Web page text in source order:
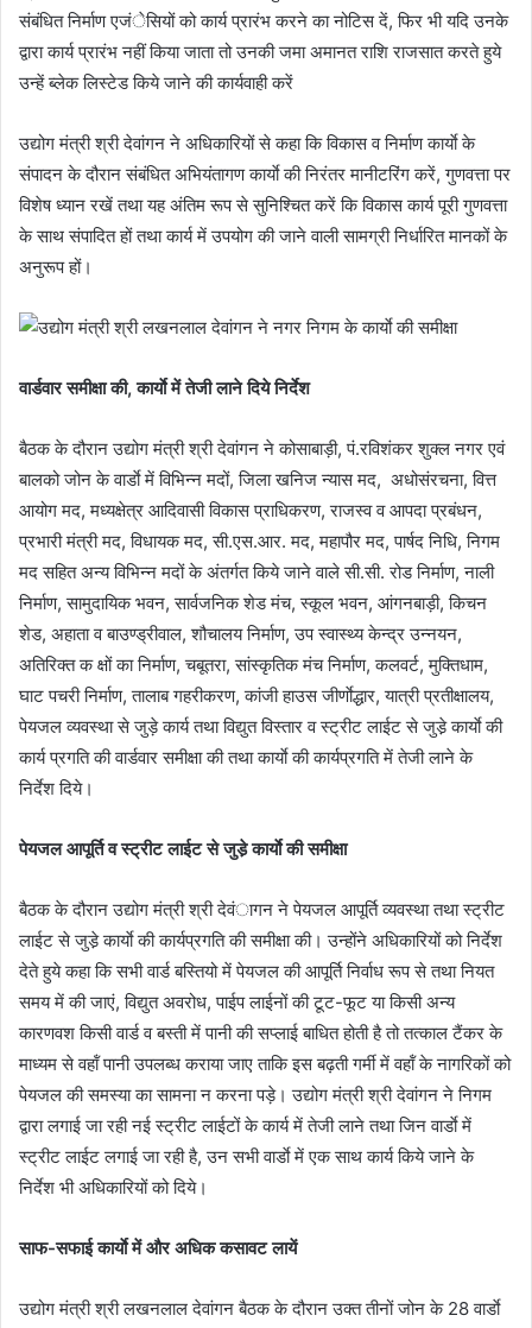
संबंधित निर्माण एजंेसियों को कार्य प्रारंभ करने का नोटिस दें, फिर भी यदि उनके
द्वारा कार्य प्रारंभ नहीं किया जाता तो उनकी जमा अमानत राशि राजसात करते हुये
उन्हें ब्लेक लिस्टेड किये जाने की कार्यवाही करें
उद्योग मंत्री श्री देवांगन ने अधिकारियों से कहा कि विकास व निर्माण कार्याे के
संपादन के दौरान संबंधित अभियंतागण कार्याे की निरंतर मानीटरिंग करें, गुणवत्ता पर
विशेष ध्यान रखें तथा यह अंतिम रूप से सुनिश्चित करें कि विकास कार्य पूरी गुणवत्ता
के साथ संपादित हों तथा कार्य में उपयोग की जाने वाली सामग्री निर्धारित मानकों के
अनुरूप हों।
वार्डवार समीक्षा की, कार्याे में तेजी लाने दिये निर्देश
बैठक के दौरान उद्योग मंत्री श्री देवांगन ने कोसाबाड़ी, पं.रविशंकर शुक्ल नगर एवं
बालको जोन के वार्डाे में विभिन्न मदों, जिला खनिज न्यास मद, अधोसंरचना, वित्त
आयोग मद, मध्यक्षेत्र आदिवासी विकास प्राधिकरण, राजस्व व आपदा प्रबंधन,
प्रभारी मंत्री मद, विधायक मद, सी.एस.आर. मद, महापौर मद, पार्षद निधि, निगम
मद सहित अन्य विभिन्न मदों के अंतर्गत किये जाने वाले सी.सी. रोड निर्माण, नाली
निर्माण, सामुदायिक भवन, सार्वजनिक शेड मंच, स्कूल भवन, आंगनबाड़ी, किचन
शेड, अहाता व बाउण्ड्रीवाल, शौचालय निर्माण, उप स्वास्थ्य केन्द्र उन्नयन,
अतिरिक्त क क्षों का निर्माण, चबूतरा, सांस्कृतिक मंच निर्माण, कलवर्ट, मुक्तिधाम,
घाट पचरी निर्माण, तालाब गहरीकरण, कांजी हाउस जीर्णाेद्धार, यात्री प्रतीक्षालय,
पेयजल व्यवस्था से जुड़े कार्य तथा विद्युत विस्तार व स्ट्रीट लाईट से जुडे़ कार्याे की
कार्य प्रगति की वार्डवार समीक्षा की तथा कार्याे की कार्यप्रगति में तेजी लाने के
निर्देश दिये।
पेयजल आपूर्ति व स्ट्रीट लाईट से जुडे़ कार्याे की समीक्षा
बैठक के दौरान उद्योग मंत्री श्री देवंागन ने पेयजल आपूर्ति व्यवस्था तथा स्ट्रीट
लाईट से जुडे़ कार्याे की कार्यप्रगति की समीक्षा की। उन्होंने अधिकारियों को निर्देश
देते हुये कहा कि सभी वार्ड बस्तियो में पेयजल की आपूर्ति निर्वाध रूप से तथा नियत
समय में की जाएं, विद्युत अवरोध, पाईप लाईनों की टूट-फूट या किसी अन्य
कारणवश किसी वार्ड व बस्ती में पानी की सप्लाई बाधित होती है तो तत्काल टैंकर के
माध्यम से वहॉं पानी उपलब्ध कराया जाए ताकि इस बढ़ती गर्मी में वहॉं के नागरिकों को
पेयजल की समस्या का सामना न करना पड़े। उद्योग मंत्री श्री देवांगन ने निगम
द्वारा लगाई जा रही नई स्ट्रीट लाईटों के कार्य में तेजी लाने तथा जिन वार्डाे में
स्ट्रीट लाईट लगाई जा रही है, उन सभी वार्डाे में एक साथ कार्य किये जाने के
निर्देश भी अधिकारियों को दिये।
साफ-सफाई कार्याे में और अधिक कसावट लायें
उद्योग मंत्री श्री लखनलाल देवांगन बैठक के दौरान उक्त तीनों जोन के 28 वार्डाे